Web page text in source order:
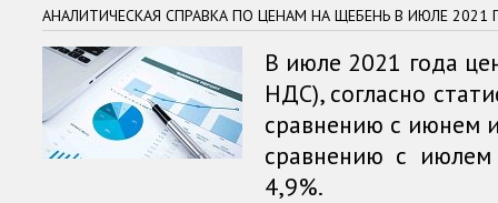
АНАЛИТИЧЕСКАЯ СПРАВКА ПО ЦЕНАМ НА ЩЕБЕНЬ В ИЮЛЕ 2021
В июле 2021 года
НДС), согласно
сравнению с июнем
сравнению с
4,9%.